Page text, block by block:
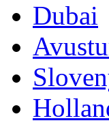
Dubai